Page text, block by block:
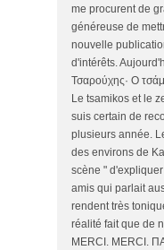
me procurent de
généreuse de
nouvelle
d'intérêts.
Τσαρούχης· Ο
Le tsamikos et le
suis certain de
plusieurs année.
des environs de
scène "
amis qui parlait
rendent très
réalité fait que de
MERCI. MERCI.